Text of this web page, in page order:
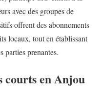
avec des groupes de
offrent des abonnements
locaux, tout en établissant
parties prenantes.
courts en Anjou